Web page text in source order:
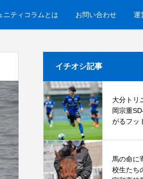
ニティコラムとは お問い合わせ 運
イチオシ記事
大分ト
岡宗重
がるフッ
馬の命に
校生た